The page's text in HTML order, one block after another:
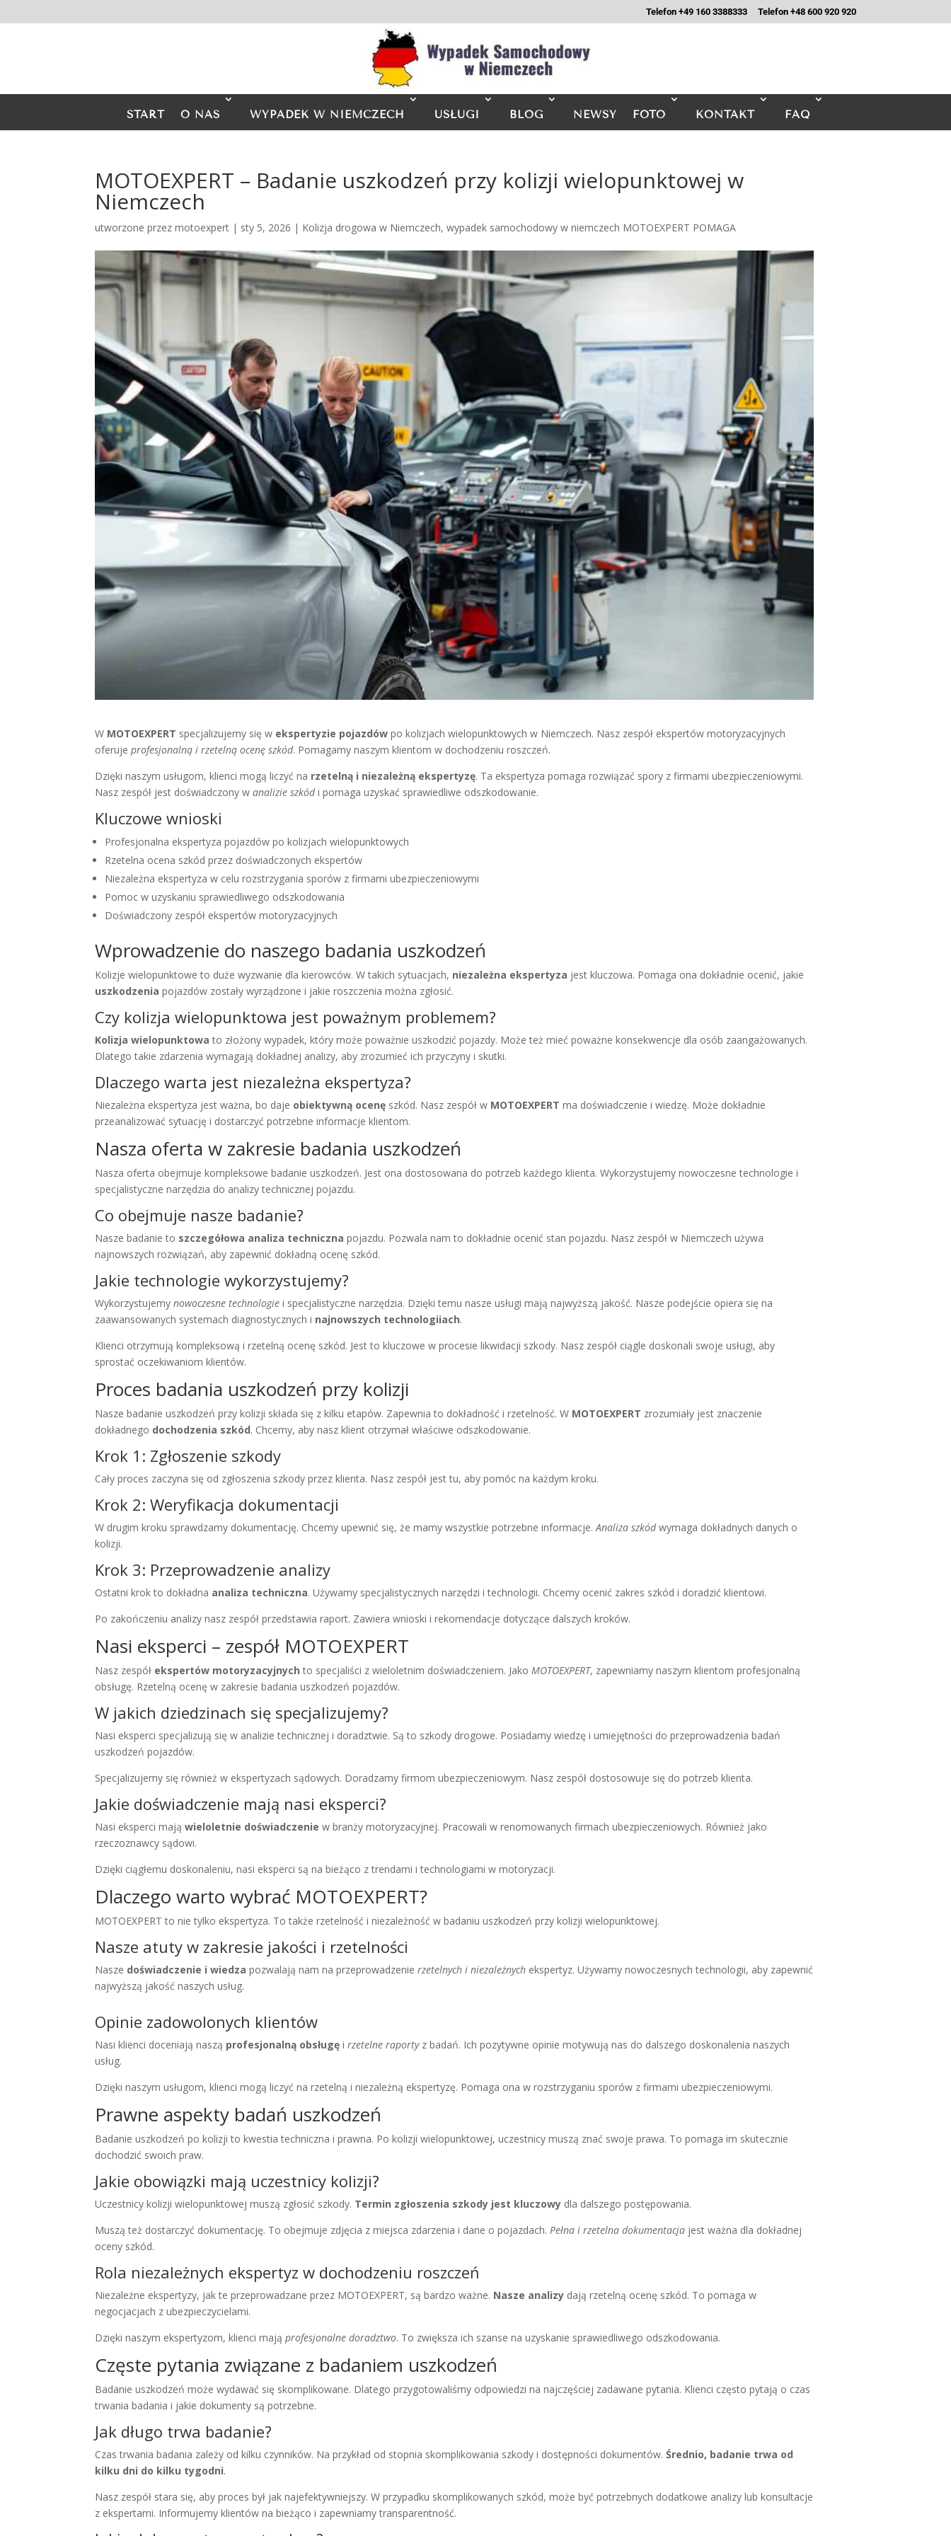
Telefon +49 160 3388333 Telefon +48 600 920 920
START O NAS WYPADEK W NIEMCZECH USŁUGI BLOG NEWSY FOTO KONTAKT FAQ
MOTOEXPERT – Badanie uszkodzeń przy kolizji wielopunktowej w
Niemczech
utworzone przezmotoexpert | sty 5, 2026 | Kolizja drogowa w Niemczech,wypadek samochodowy w niemczech MOTOEXPERT POMAGA
W MOTOEXPERT specjalizujemy się w ekspertyzie pojazdów po kolizjach wielopunktowych w Niemczech. Nasz zespół ekspertów motoryzacyjnych
oferujeprofesjonalną i rzetelną ocenę szkód. Pomagamy naszym klientom w dochodzeniu roszczeń.
Dzięki naszym usługom, klienci mogą liczyć na rzetelną i niezależną ekspertyzę. Ta ekspertyza pomaga rozwiązać spory z firmami ubezpieczeniowymi.
Nasz zespół jest doświadczony wanalizie szkódi pomaga uzyskać sprawiedliwe odszkodowanie.
Kluczowe wnioski
Profesjonalna ekspertyza pojazdów po kolizjach wielopunktowych
Rzetelna ocena szkód przez doświadczonych ekspertów
Niezależna ekspertyza w celu rozstrzygania sporów z firmami ubezpieczeniowymi
Pomoc w uzyskaniu sprawiedliwego odszkodowania
Doświadczony zespół ekspertów motoryzacyjnych
Wprowadzenie do naszego badania uszkodzeń
Kolizje wielopunktowe to duże wyzwanie dla kierowców. W takich sytuacjach, niezależna ekspertyza jest kluczowa. Pomaga ona dokładnie ocenić, jakie
uszkodzenia pojazdów zostały wyrządzone i jakie roszczenia można zgłosić.
Czy kolizja wielopunktowa jest poważnym problemem?
Kolizja wielopunktowa to złożony wypadek, który może poważnie uszkodzić pojazdy. Może też mieć poważne konsekwencje dla osób zaangażowanych.
Dlatego takie zdarzenia wymagają dokładnej analizy, aby zrozumieć ich przyczyny i skutki.
Dlaczego warta jest niezależna ekspertyza?
Niezależna ekspertyza jest ważna, bo daje obiektywną ocenę szkód. Nasz zespół w MOTOEXPERT ma doświadczenie i wiedzę. Może dokładnie
przeanalizować sytuację i dostarczyć potrzebne informacje klientom.
Nasza oferta w zakresie badania uszkodzeń
Nasza oferta obejmuje kompleksowe badanie uszkodzeń. Jest ona dostosowana do potrzeb każdego klienta. Wykorzystujemy nowoczesne technologie i
specjalistyczne narzędzia do analizy technicznej pojazdu.
Co obejmuje nasze badanie?
Nasze badanie to szczegółowa analiza techniczna pojazdu. Pozwala nam to dokładnie ocenić stan pojazdu. Nasz zespół w Niemczech używa
najnowszych rozwiązań, aby zapewnić dokładną ocenę szkód.
Jakie technologie wykorzystujemy?
Wykorzystujemynowoczesne technologie i specjalistyczne narzędzia. Dzięki temu nasze usługi mają najwyższą jakość. Nasze podejście opiera się na
zaawansowanych systemach diagnostycznych i najnowszych technologiiach.
Klienci otrzymują kompleksową i rzetelną ocenę szkód. Jest to kluczowe w procesie likwidacji szkody. Nasz zespół ciągle doskonali swoje usługi, aby
sprostać oczekiwaniom klientów.
Proces badania uszkodzeń przy kolizji
Nasze badanie uszkodzeń przy kolizji składa się z kilku etapów. Zapewnia to dokładność i rzetelność. W MOTOEXPERT zrozumiały jest znaczenie
dokładnego dochodzenia szkód. Chcemy, aby nasz klient otrzymał właściwe odszkodowanie.
Krok 1: Zgłoszenie szkody
Cały proces zaczyna się od zgłoszenia szkody przez klienta. Nasz zespół jest tu, aby pomóc na każdym kroku.
Krok 2: Weryfikacja dokumentacji
W drugim kroku sprawdzamy dokumentację. Chcemy upewnić się, że mamy wszystkie potrzebne informacje.Analiza szkódwymaga dokładnych danych o
kolizji.
Krok 3: Przeprowadzenie analizy
Ostatni krok to dokładna analiza techniczna. Używamy specjalistycznych narzędzi i technologii. Chcemy ocenić zakres szkód i doradzić klientowi.
Po zakończeniu analizy nasz zespół przedstawia raport. Zawiera wnioski i rekomendacje dotyczące dalszych kroków.
Nasi eksperci – zespół MOTOEXPERT
Nasz zespół ekspertów motoryzacyjnych to specjaliści z wieloletnim doświadczeniem. JakoMOTOEXPERT, zapewniamy naszym klientom profesjonalną
obsługę. Rzetelną ocenę w zakresie badania uszkodzeń pojazdów.
W jakich dziedzinach się specjalizujemy?
Nasi eksperci specjalizują się w analizie technicznej i doradztwie. Są to szkody drogowe. Posiadamy wiedzę i umiejętności do przeprowadzenia badań
uszkodzeń pojazdów.
Specjalizujemy się również w ekspertyzach sądowych. Doradzamy firmom ubezpieczeniowym. Nasz zespół dostosowuje się do potrzeb klienta.
Jakie doświadczenie mają nasi eksperci?
Nasi eksperci mająwieloletnie doświadczenie w branży motoryzacyjnej. Pracowali w renomowanych firmach ubezpieczeniowych. Również jako
rzeczoznawcy sądowi.
Dzięki ciągłemu doskonaleniu, nasi eksperci są na bieżąco z trendami i technologiami w motoryzacji.
Dlaczego warto wybrać MOTOEXPERT?
MOTOEXPERT to nie tylko ekspertyza. To także rzetelność i niezależność w badaniu uszkodzeń przy kolizji wielopunktowej.
Nasze atuty w zakresie jakości i rzetelności
Nasze doświadczenie i wiedza pozwalają nam na przeprowadzenierzetelnych i niezależnych ekspertyz. Używamy nowoczesnych technologii, aby zapewnić
najwyższą jakość naszych usług.
Opinie zadowolonych klientów
Nasi klienci doceniają naszą profesjonalną obsługę irzetelne raportyz badań. Ich pozytywne opinie motywują nas do dalszego doskonalenia naszych
usług.
Dzięki naszym usługom, klienci mogą liczyć na rzetelną i niezależną ekspertyzę. Pomaga ona w rozstrzyganiu sporów z firmami ubezpieczeniowymi.
Prawne aspekty badań uszkodzeń
Badanie uszkodzeń po kolizji to kwestia techniczna i prawna. Po kolizji wielopunktowej, uczestnicy muszą znać swoje prawa. To pomaga im skutecznie
dochodzić swoich praw.
Jakie obowiązki mają uczestnicy kolizji?
Uczestnicy kolizji wielopunktowej muszą zgłosić szkody. Termin zgłoszenia szkody jest kluczowy dla dalszego postępowania.
Muszą też dostarczyć dokumentację. To obejmuje zdjęcia z miejsca zdarzenia i dane o pojazdach.Pełna i rzetelna dokumentacja jest ważna dla dokładnej
oceny szkód.
Rola niezależnych ekspertyz w dochodzeniu roszczeń
Niezależne ekspertyzy, jak te przeprowadzane przez MOTOEXPERT, są bardzo ważne. Nasze analizy dają rzetelną ocenę szkód. To pomaga w
negocjacjach z ubezpieczycielami.
Dzięki naszym ekspertyzom, klienci mająprofesjonalne doradztwo. To zwiększa ich szanse na uzyskanie sprawiedliwego odszkodowania.
Częste pytania związane z badaniem uszkodzeń
Badanie uszkodzeń może wydawać się skomplikowane. Dlatego przygotowaliśmy odpowiedzi na najczęściej zadawane pytania. Klienci często pytają o czas
trwania badania i jakie dokumenty są potrzebne.
Jak długo trwa badanie?
Czas trwania badania zależy od kilku czynników. Na przykład od stopnia skomplikowania szkody i dostępności dokumentów.Średnio, badanie trwa od
kilku dni do kilku tygodni.
Nasz zespół stara się, aby proces był jak najefektywniejszy. W przypadku skomplikowanych szkód, może być potrzebnych dodatkowe analizy lub konsultacje
z ekspertami. Informujemy klientów na bieżąco i zapewniamy transparentność.